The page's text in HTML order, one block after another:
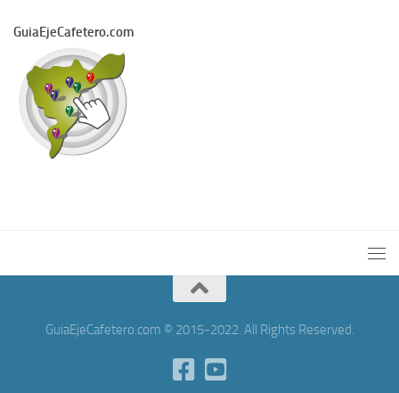
GuiaEjeCafetero.com
GuiaEjeCafetero.com © 2015-2022. All Rights Reserved.